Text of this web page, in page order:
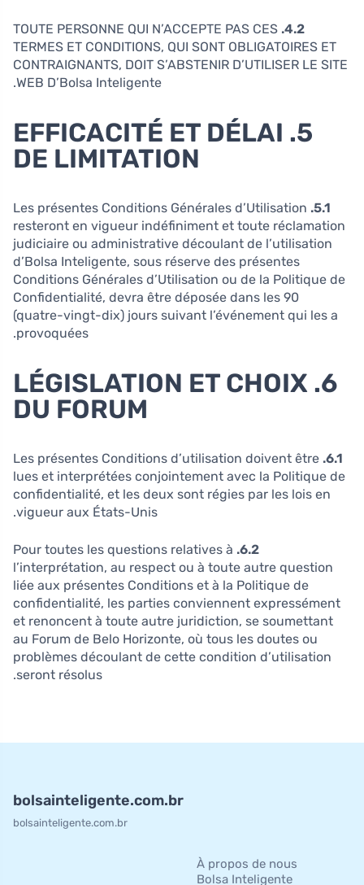
4.2.
TOUTE PERSONNE QUI N’ACCEPTE PAS CES
TERMES ET CONDITIONS, QUI SONT OBLIGATOIRES ET
CONTRAIGNANTS, DOIT S’ABSTENIR D’UTILISER LE SITE
WEB D’Bolsa Inteligente.
5. EFFICACITÉ ET DÉLAI
DE LIMITATION
5.1.
Les présentes Conditions Générales d’Utilisation
resteront en vigueur indéfiniment et toute réclamation
judiciaire ou administrative découlant de l’utilisation
d’Bolsa Inteligente, sous réserve des présentes
Conditions Générales d’Utilisation ou de la Politique de
Confidentialité, devra être déposée dans les 90
(quatre-vingt-dix) jours suivant l’événement qui les a
provoquées.
6. LÉGISLATION ET CHOIX
DU FORUM
6.1.
Les présentes Conditions d’utilisation doivent être
lues et interprétées conjointement avec la Politique de
confidentialité, et les deux sont régies par les lois en
vigueur aux États-Unis.
6.2.
Pour toutes les questions relatives à
l’interprétation, au respect ou à toute autre question
liée aux présentes Conditions et à la Politique de
confidentialité, les parties conviennent expressément
et renoncent à toute autre juridiction, se soumettant
au Forum de Belo Horizonte, où tous les doutes ou
problèmes découlant de cette condition d’utilisation
seront résolus.
bolsainteligente.com.br
bolsainteligente.com.br
À propos de nous
Bolsa Inteligente